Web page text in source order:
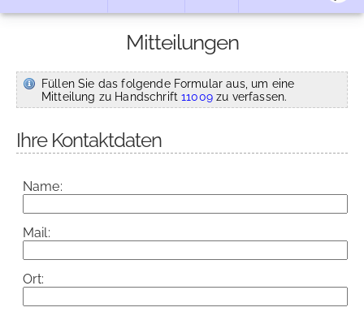
Mitteilungen
Füllen Sie das folgende Formular aus, um eine
Mitteilung zu Handschrift11009zu verfassen.
Ihre Kontaktdaten
Name:
Mail:
Ort: